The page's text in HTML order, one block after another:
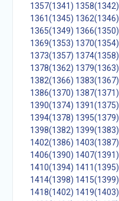
1357(1341) 1358(1342)
1361(1345) 1362(1346)
1365(1349) 1366(1350)
1369(1353) 1370(1354)
1373(1357) 1374(1358)
1378(1362) 1379(1363)
1382(1366) 1383(1367)
1386(1370) 1387(1371)
1390(1374) 1391(1375)
1394(1378) 1395(1379)
1398(1382) 1399(1383)
1402(1386) 1403(1387)
1406(1390) 1407(1391)
1410(1394) 1411(1395)
1414(1398) 1415(1399)
1418(1402) 1419(1403)